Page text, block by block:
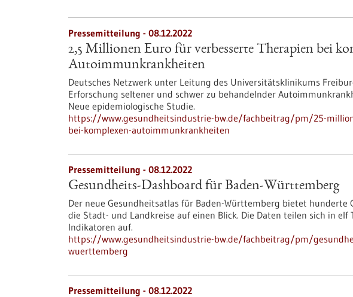
Pressemitteilung - 08.12.2022
2,5 Millionen Euro für verbesserte Therapien bei
Autoimmunkrankheiten
Deutsches Netzwerk unter Leitung des Universitätsklinikums
Erforschung seltener und schwer zu behandelnder
Neue epidemiologische Studie.
https://www.gesundheitsindustrie-bw.de/fachbeitrag/pm/25-
bei-komplexen-autoimmunkrankheiten
Pressemitteilung - 08.12.2022
Gesundheits-Dashboard für Baden-Württemberg
Der neue Gesundheitsatlas für Baden-Württemberg bietet hunderte
die Stadt- und Landkreise auf einen Blick. Die Daten teilen sich in
Indikatoren auf.
https://www.gesundheitsindustrie-bw.de/fachbeitrag/pm/
wuerttemberg
Pressemitteilung - 08.12.2022